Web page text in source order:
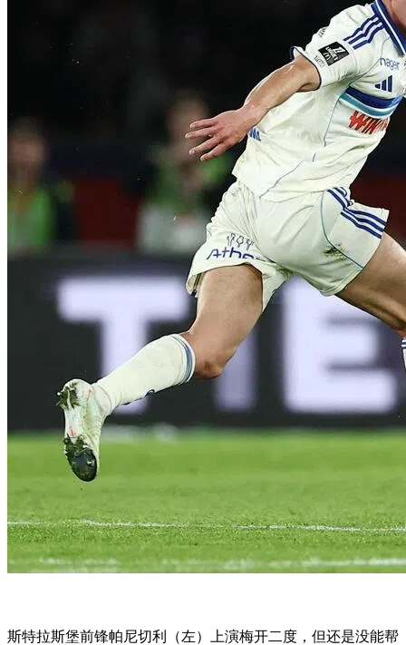
斯特拉斯堡前锋帕尼切利（左）上演梅开二度，但还是没能帮